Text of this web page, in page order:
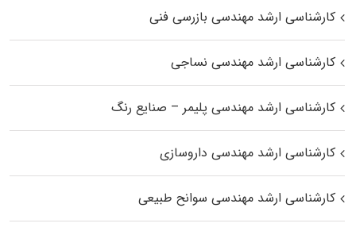
کارشناسی ارشد مهندسی بازرسی فنی
کارشناسی ارشد مهندسی نساجی
کارشناسی ارشد مهندسی پلیمر – صنایع رنگ
کارشناسی ارشد مهندسی داروسازی
کارشناسی ارشد مهندسی سوانح طبیعی